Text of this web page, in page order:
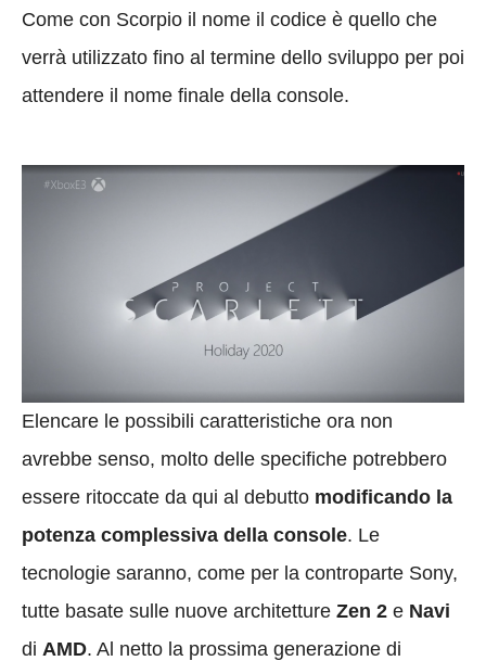
Come con Scorpio il nome il codice è quello che
verrà utilizzato fino al termine dello sviluppo per poi
attendere il nome finale della console.
Elencare le possibili caratteristiche ora non
avrebbe senso, molto delle specifiche potrebbero
essere ritoccate da qui al debutto modificando la
potenza complessiva della console. Le
tecnologie saranno, come per la controparte Sony,
tutte basate sulle nuove architetture Zen 2 e Navi
di AMD. Al netto la prossima generazione di